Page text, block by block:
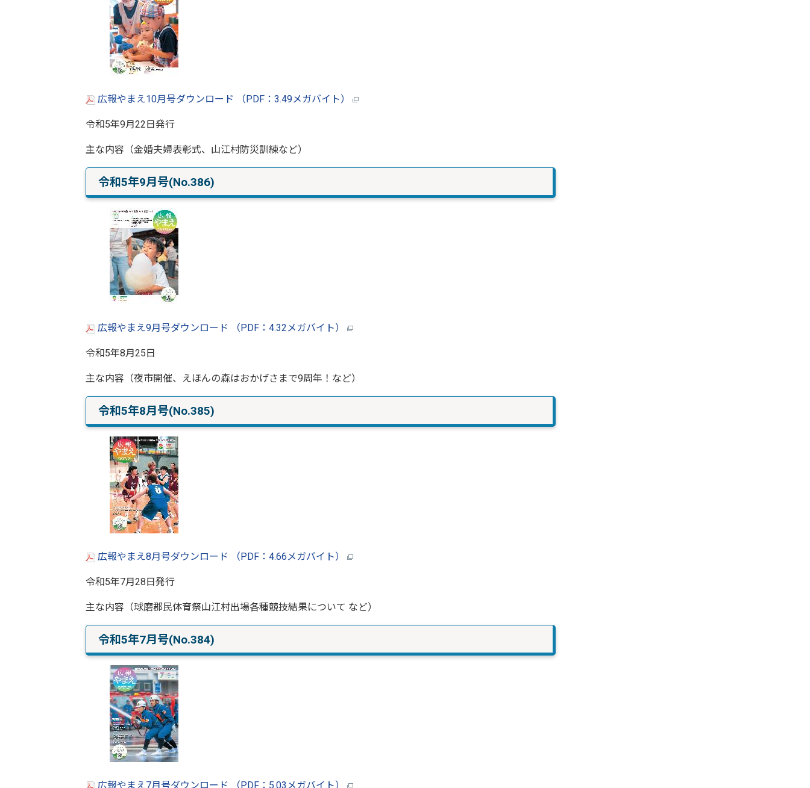
広報やまえ10月号ダウンロード （PDF：3.49メガバイト）
令和5年9月22日発行
主な内容（金婚夫婦表彰式、山江村防災訓練など）
令和5年9月号(No.386)
広報やまえ9月号ダウンロード （PDF：4.32メガバイト）
令和5年8月25日
主な内容（夜市開催、えほんの森はおかげさまで9周年！など）
令和5年8月号(No.385)
広報やまえ8月号ダウンロード （PDF：4.66メガバイト）
令和5年7月28日発行
主な内容（球磨郡民体育祭山江村出場各種競技結果について など）
令和5年7月号(No.384)
広報やまえ7月号ダウンロード （PDF：5.03メガバイト）